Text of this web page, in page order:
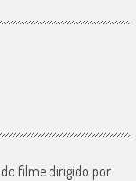
filme dirigido por